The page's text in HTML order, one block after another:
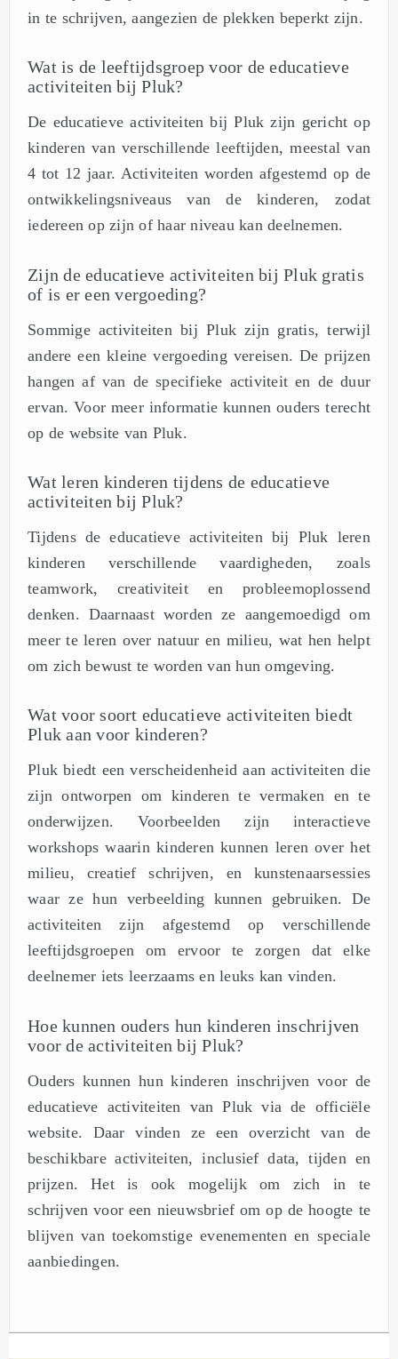
in te schrijven, aangezien de plekken beperkt zijn.
Wat is de leeftijdsgroep voor de educatieve
activiteiten bij Pluk?
De educatieve activiteiten bij Pluk zijn gericht op
kinderen van verschillende leeftijden, meestal van
4 tot 12 jaar. Activiteiten worden afgestemd op de
ontwikkelingsniveaus van de kinderen, zodat
iedereen op zijn of haar niveau kan deelnemen.
Zijn de educatieve activiteiten bij Pluk gratis
of is er een vergoeding?
Sommige activiteiten bij Pluk zijn gratis, terwijl
andere een kleine vergoeding vereisen. De prijzen
hangen af van de specifieke activiteit en de duur
ervan. Voor meer informatie kunnen ouders terecht
op de website van Pluk.
Wat leren kinderen tijdens de educatieve
activiteiten bij Pluk?
Tijdens de educatieve activiteiten bij Pluk leren
kinderen verschillende vaardigheden, zoals
teamwork, creativiteit en probleemoplossend
denken. Daarnaast worden ze aangemoedigd om
meer te leren over natuur en milieu, wat hen helpt
om zich bewust te worden van hun omgeving.
Wat voor soort educatieve activiteiten biedt
Pluk aan voor kinderen?
Pluk biedt een verscheidenheid aan activiteiten die
zijn ontworpen om kinderen te vermaken en te
onderwijzen. Voorbeelden zijn interactieve
workshops waarin kinderen kunnen leren over het
milieu, creatief schrijven, en kunstenaarsessies
waar ze hun verbeelding kunnen gebruiken. De
activiteiten zijn afgestemd op verschillende
leeftijdsgroepen om ervoor te zorgen dat elke
deelnemer iets leerzaams en leuks kan vinden.
Hoe kunnen ouders hun kinderen inschrijven
voor de activiteiten bij Pluk?
Ouders kunnen hun kinderen inschrijven voor de
educatieve activiteiten van Pluk via de officiële
website. Daar vinden ze een overzicht van de
beschikbare activiteiten, inclusief data, tijden en
prijzen. Het is ook mogelijk om zich in te
schrijven voor een nieuwsbrief om op de hoogte te
blijven van toekomstige evenementen en speciale
aanbiedingen.